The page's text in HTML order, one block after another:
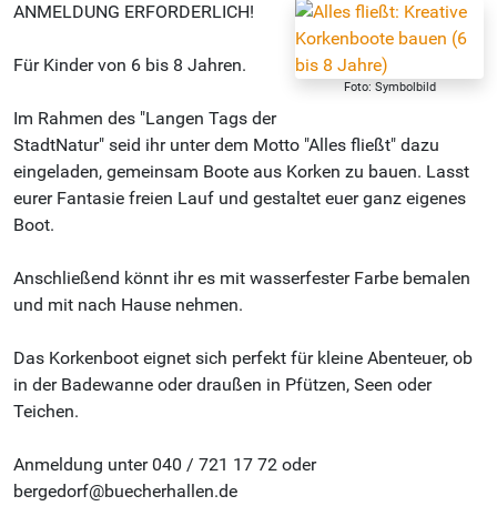
Foto: Symbolbild
ANMELDUNG ERFORDERLICH!
Für Kinder von 6 bis 8 Jahren.
Im Rahmen des "Langen Tags der
StadtNatur" seid ihr unter dem Motto "Alles fließt" dazu
eingeladen, gemeinsam Boote aus Korken zu bauen. Lasst
eurer Fantasie freien Lauf und gestaltet euer ganz eigenes
Boot.
Anschließend könnt ihr es mit wasserfester Farbe bemalen
und mit nach Hause nehmen.
Das Korkenboot eignet sich perfekt für kleine Abenteuer, ob
in der Badewanne oder draußen in Pfützen, Seen oder
Teichen.
Anmeldung unter 040 / 721 17 72 oder
bergedorf@buecherhallen.de